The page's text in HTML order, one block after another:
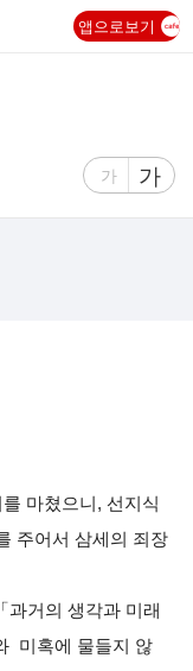
앱으로보기
글
가
글
자
가
마쳤으니, 선지식
주어서 삼세의 죄장
과거의 생각과 미래
미혹에 물들지 않